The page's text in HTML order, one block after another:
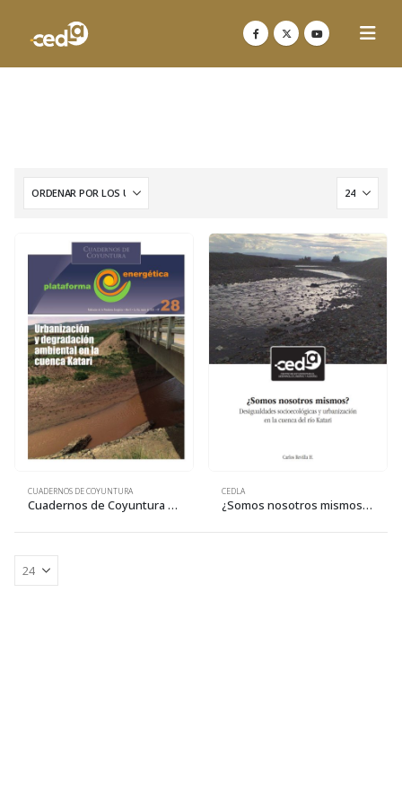
CUADERNOS DE COYUNTURA
Cuadernos de Coyuntura 28: Urbanización y degradación ambiental en la cuenca Katari
CEDLA
¿Somos nosotros mismos? Desigualdades socioecológicas y urbanización en la cuenca del río Katari